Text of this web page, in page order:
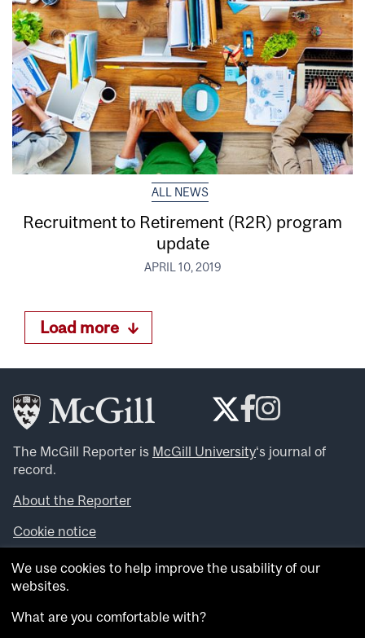
ALL NEWS
Recruitment to Retirement (R2R) program
update
APRIL 10, 2019
Load more
The McGill Reporter is McGill University‘s journal of
record.
About the Reporter
Cookie notice
Looking for more news, videos and expert opinions? Try
theMcGill Newsroom .
archives.
We use cookies to help improve the usability of our
websites.
What are you comfortable with?